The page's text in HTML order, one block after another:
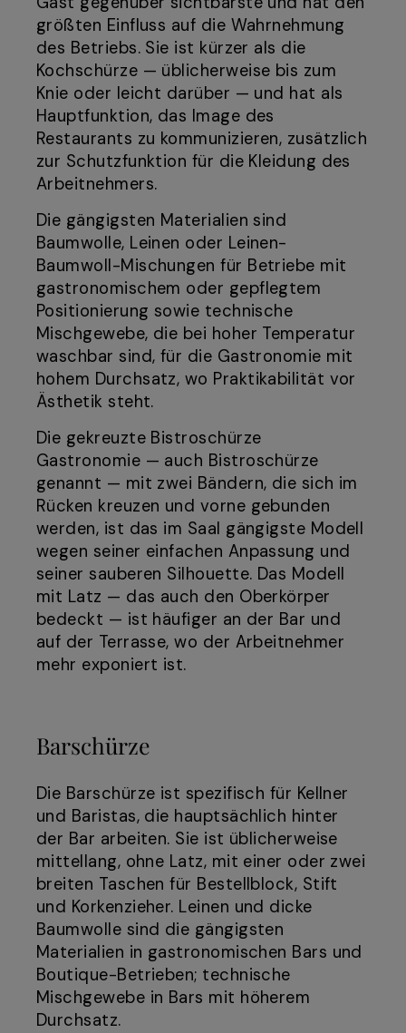
größten Einfluss auf die Wahrnehmung
des Betriebs. Sie ist kürzer als die
Kochschürze — üblicherweise bis zum
Knie oder leicht darüber — und hat als
Hauptfunktion, das Image des
Restaurants zu kommunizieren, zusätzlich
zur Schutzfunktion für die Kleidung des
Arbeitnehmers.
Die gängigsten Materialien sind
Baumwolle, Leinen oder Leinen-
Baumwoll-Mischungen für Betriebe mit
gastronomischem oder gepflegtem
Positionierung sowie technische
Mischgewebe, die bei hoher Temperatur
waschbar sind, für die Gastronomie mit
hohem Durchsatz, wo Praktikabilität vor
Ästhetik steht.
Die gekreuzte Bistroschürze
Gastronomie — auch Bistroschürze
genannt — mit zwei Bändern, die sich im
Rücken kreuzen und vorne gebunden
werden, ist das im Saal gängigste Modell
wegen seiner einfachen Anpassung und
seiner sauberen Silhouette. Das Modell
mit Latz — das auch den Oberkörper
bedeckt — ist häufiger an der Bar und
auf der Terrasse, wo der Arbeitnehmer
mehr exponiert ist.
Barschürze
Die Barschürze ist spezifisch für Kellner
und Baristas, die hauptsächlich hinter
der Bar arbeiten. Sie ist üblicherweise
mittellang, ohne Latz, mit einer oder zwei
breiten Taschen für Bestellblock, Stift
und Korkenzieher. Leinen und dicke
Baumwolle sind die gängigsten
Materialien in gastronomischen Bars und
Boutique-Betrieben; technische
Mischgewebe in Bars mit höherem
Durchsatz.